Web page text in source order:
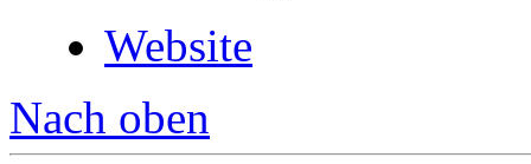
Website
Nach oben